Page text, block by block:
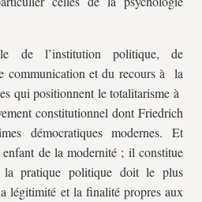
de l’institution politique, de
communication et du recours à la
qui positionnent le totalitarisme à
constitutionnel dont Friedrich
démocratiques modernes. Et
de la modernité ; il constitue
pratique politique doit le plus
légitimité et la finalité propres aux